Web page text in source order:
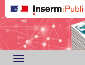
Toggle